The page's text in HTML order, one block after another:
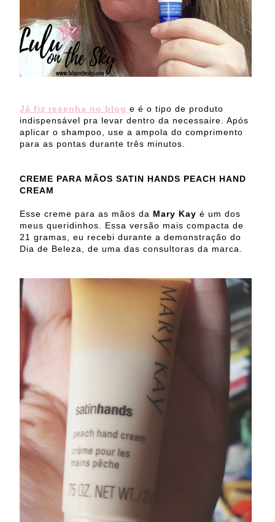
Já fiz resenha no blog e é o tipo de produto
indispensável pra levar dentro da necessaire. Após
aplicar o shampoo, use a ampola do comprimento
para as pontas durante três minutos.
CREME PARA MÃOS SATIN HANDS PEACH HAND
CREAM
Esse creme para as mãos da Mary Kay é um dos
meus queridinhos. Essa versão mais compacta de
21 gramas, eu recebi durante a demonstração do
Dia de Beleza, de uma das consultoras da marca.